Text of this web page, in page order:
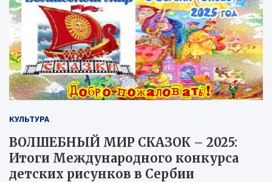
КУЛЬТУРА
ВОЛШЕБНЫЙ МИР СКАЗОК – 2025:
Итоги Международного конкурса
детских рисунков в Сербии